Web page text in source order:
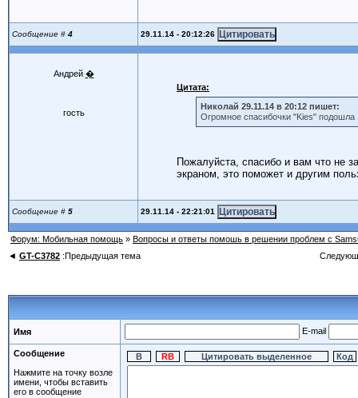
Сообщение # 4 29.11.14 - 20:12:26
Андрей �
гость
Цитата:
Николай 29.11.14 в 20:12 пишет:
Огромное спасибочки "Kies" подошла
Пожалуйста, спасибо и вам что не
экраном, это поможет и другим
Сообщение # 5 29.11.14 - 22:21:01
Форум: Мобильная помощь » Вопросы и ответы помошь в решении проблем с
◄ GT-C3782 :Предыдущая тема
Имя E-mail
Сообщение
Нажмите на точку возле
имени, чтобы вставить
его в сообщение